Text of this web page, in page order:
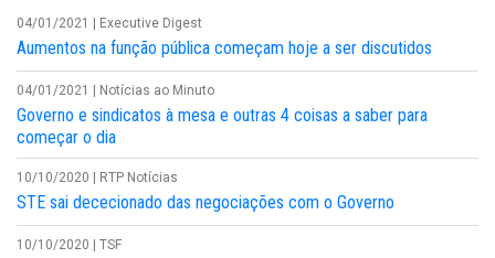
04/01/2021 | Executive Digest
Aumentos na função pública começam hoje a ser discutidos
04/01/2021 | Notícias ao Minuto
Governo e sindicatos à mesa e outras 4 coisas a saber para
começar o dia
10/10/2020 | RTP Notícias
STE sai dececionado das negociações com o Governo
10/10/2020 | TSF